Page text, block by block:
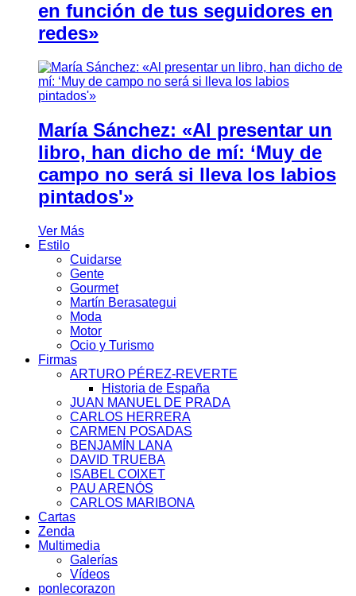
en función de tus seguidores en
redes»
María Sánchez: «Al presentar un
libro, han dicho de mí: ‘Muy de
campo no será si lleva los labios
pintados'»
Ver Más
Estilo
Cuidarse
Gente
Gourmet
Martín Berasategui
Moda
Motor
Ocio y Turismo
Firmas
ARTURO PÉREZ-REVERTE
Historia de España
JUAN MANUEL DE PRADA
CARLOS HERRERA
CARMEN POSADAS
BENJAMÍN LANA
DAVID TRUEBA
ISABEL COIXET
PAU ARENÓS
CARLOS MARIBONA
Cartas
Zenda
Multimedia
Galerías
Vídeos
ponlecorazon